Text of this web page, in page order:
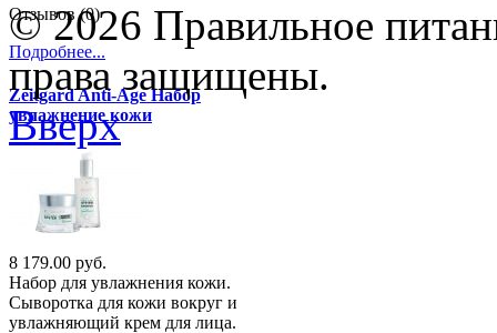
Отзывов (0)
Подробнее...
Zeitgard Anti-Age Набор
увлажнение кожи
8 179.00 руб.
Набор для увлажнения кожи.
Сыворотка для кожи вокруг и
увлажняющий крем для лица.
© 2026 Правильное
права защищены.
Вверх